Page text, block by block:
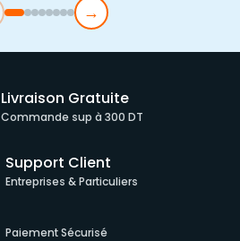
→
Livraison Gratuite
Commande sup à 300 DT
Support Client
Entreprises & Particuliers
Paiement Sécurisé